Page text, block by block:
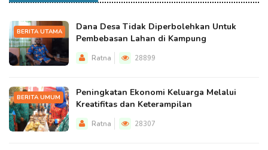
BERITA UTAMA
Dana Desa Tidak Diperbolehkan Untuk
Pembebasan Lahan di Kampung
Ratna 28899
BERITA UMUM
Peningkatan Ekonomi Keluarga Melalui
Kreatifitas dan Keterampilan
Ratna 28307